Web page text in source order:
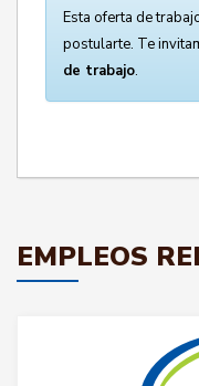
Esta oferta de
postularte. Te
de trabajo.
EMPLEOS